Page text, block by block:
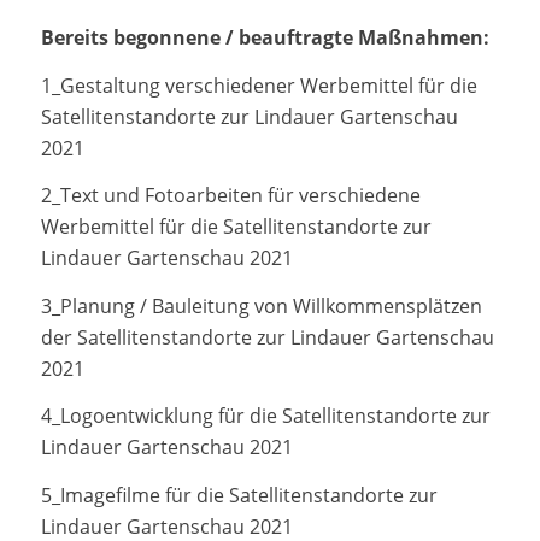
Bereits begonnene / beauftragte Maßnahmen:
1_Gestaltung verschiedener Werbemittel für die
Satellitenstandorte zur Lindauer Gartenschau
2021
2_Text und Fotoarbeiten für verschiedene
Werbemittel für die Satellitenstandorte zur
Lindauer Gartenschau 2021
3_Planung / Bauleitung von Willkommensplätzen
der Satellitenstandorte zur Lindauer Gartenschau
2021
4_Logoentwicklung für die Satellitenstandorte zur
Lindauer Gartenschau 2021
5_Imagefilme für die Satellitenstandorte zur
Lindauer Gartenschau 2021